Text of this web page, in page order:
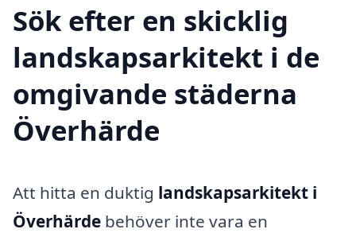
Sök efter en skicklig
landskapsarkitekt i de
omgivande städerna
Överhärde
Att hitta en duktig landskapsarkitekt i
Överhärde behöver inte vara en